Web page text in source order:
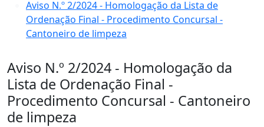
Aviso N.º 2/2024 - Homologação da Lista de
Ordenação Final - Procedimento Concursal -
Cantoneiro de limpeza
Aviso N.º 2/2024 - Homologação da
Lista de Ordenação Final -
Procedimento Concursal - Cantoneiro
de limpeza